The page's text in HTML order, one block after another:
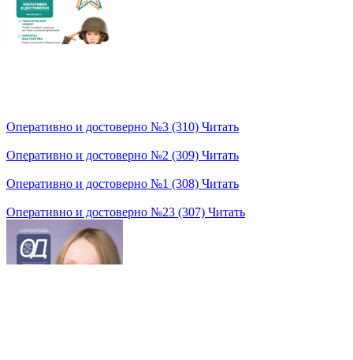
Оперативно и достоверно №3 (310) Читать
Оперативно и достоверно №2 (309) Читать
Оперативно и достоверно №1 (308) Читать
Оперативно и достоверно №23 (307) Читать